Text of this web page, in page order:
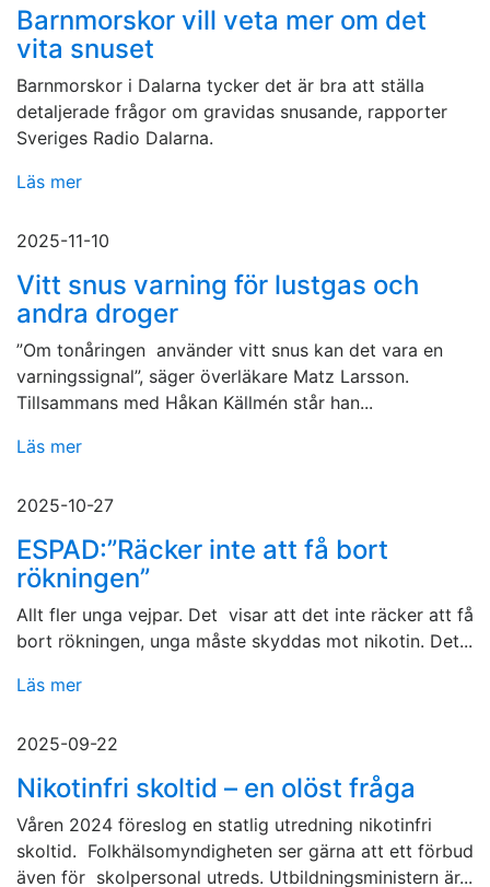
Barnmorskor vill veta mer om det
vita snuset
Barnmorskor i Dalarna tycker det är bra att ställa
detaljerade frågor om gravidas snusande, rapporter
Sveriges Radio Dalarna.
Läs mer
2025-11-10
Vitt snus varning för lustgas och
andra droger
”Om tonåringen använder vitt snus kan det vara en
varningssignal”, säger överläkare Matz Larsson.
Tillsammans med Håkan Källmén står han...
Läs mer
2025-10-27
ESPAD:”Räcker inte att få bort
rökningen”
Allt fler unga vejpar. Det visar att det inte räcker att få
bort rökningen, unga måste skyddas mot nikotin. Det...
Läs mer
2025-09-22
Nikotinfri skoltid – en olöst fråga
Våren 2024 föreslog en statlig utredning nikotinfri
skoltid. Folkhälsomyndigheten ser gärna att ett förbud
även för skolpersonal utreds. Utbildningsministern är...